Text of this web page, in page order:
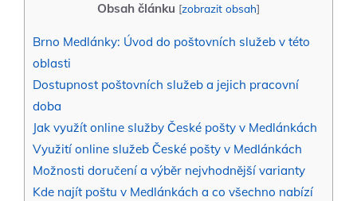
Obsah článku [zobrazit obsah]
Brno Medlánky: Úvod do poštovních služeb v této
oblasti
Dostupnost poštovních služeb a jejich pracovní
doba
Jak využít online služby České pošty v Medlánkách
Využití online služeb České pošty v Medlánkách
Možnosti doručení a výběr nejvhodnější varianty
Kde najít poštu v Medlánkách a co všechno nabízí